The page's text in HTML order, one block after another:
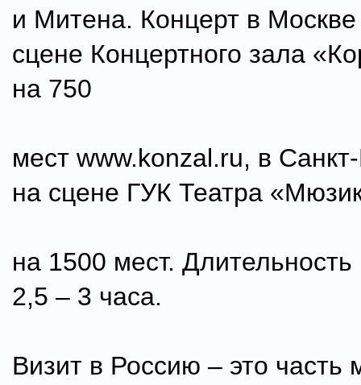
и Митена. Концерт в
сцене Концертного зала
на 750
мест www.konzal.ru, в
на сцене ГУК Театра
на 1500 мест. Длительность
2,5 – 3 часа.
Визит в Россию – это часть